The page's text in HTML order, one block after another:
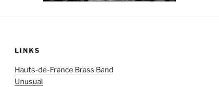
LINKS
Hauts-de-France Brass Band
Unusual